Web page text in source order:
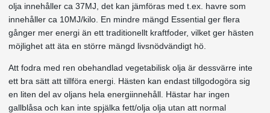
olja innehåller ca 37MJ, det kan jämföras med t.ex. havre som
innehåller ca 10MJ/kilo. En mindre mängd Essential ger flera
gånger mer energi än ett traditionellt kraftfoder, vilket ger hästen
möjlighet att äta en större mängd livsnödvändigt hö.
Att fodra med ren obehandlad vegetabilisk olja är dessvärre inte
ett bra sätt att tillföra energi. Hästen kan endast tillgodogöra sig
en liten del av oljans hela energiinnehåll. Hästar har ingen
gallblåsa och kan inte spjälka fett/olja olja utan att normal